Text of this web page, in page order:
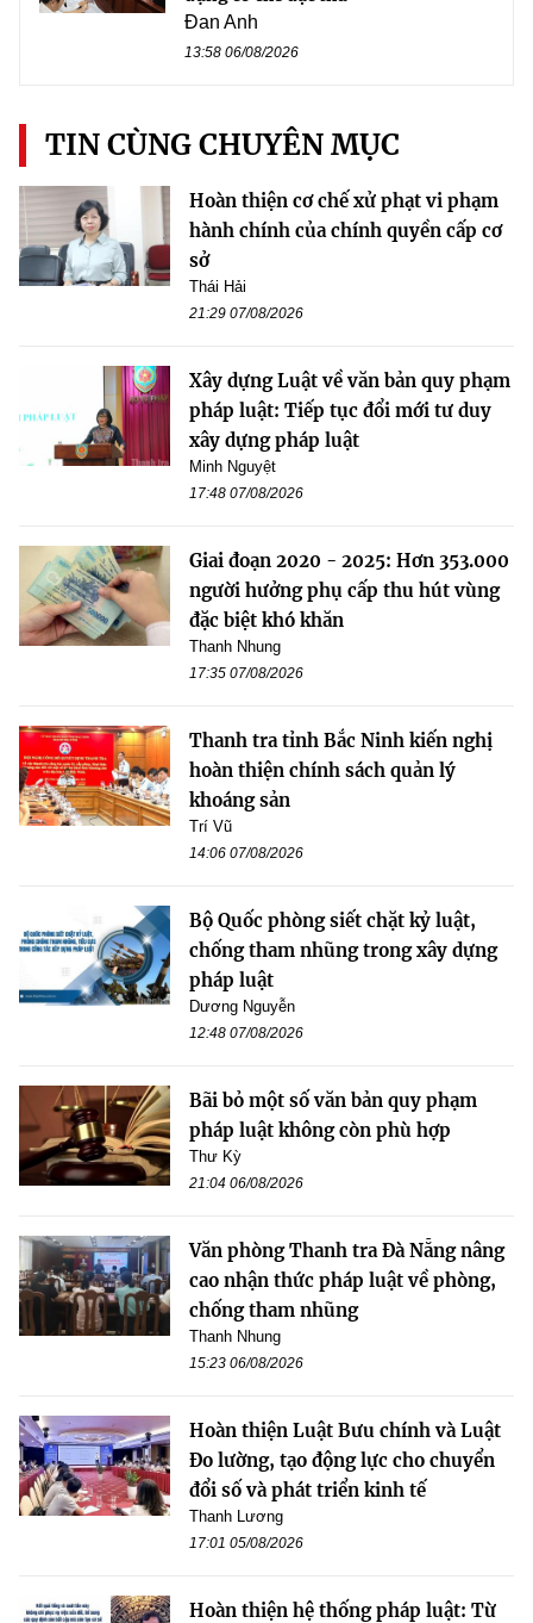
Đan Anh
13:58 06/08/2026
TIN CÙNG CHUYÊN MỤC
Hoàn thiện cơ chế xử phạt vi phạm
hành chính của chính quyền cấp cơ
sở
Thái Hải
21:29 07/08/2026
Xây dựng Luật về văn bản quy phạm
pháp luật: Tiếp tục đổi mới tư duy
xây dựng pháp luật
Minh Nguyệt
17:48 07/08/2026
Giai đoạn 2020 - 2025: Hơn 353.000
người hưởng phụ cấp thu hút vùng
đặc biệt khó khăn
Thanh Nhung
17:35 07/08/2026
Thanh tra tỉnh Bắc Ninh kiến nghị
hoàn thiện chính sách quản lý
khoáng sản
Trí Vũ
14:06 07/08/2026
Bộ Quốc phòng siết chặt kỷ luật,
chống tham nhũng trong xây dựng
pháp luật
Dương Nguyễn
12:48 07/08/2026
Bãi bỏ một số văn bản quy phạm
pháp luật không còn phù hợp
Thư Kỳ
21:04 06/08/2026
Văn phòng Thanh tra Đà Nẵng nâng
cao nhận thức pháp luật về phòng,
chống tham nhũng
Thanh Nhung
15:23 06/08/2026
Hoàn thiện Luật Bưu chính và Luật
Đo lường, tạo động lực cho chuyển
đổi số và phát triển kinh tế
Thanh Lương
17:01 05/08/2026
Hoàn thiện hệ thống pháp luật: Từ